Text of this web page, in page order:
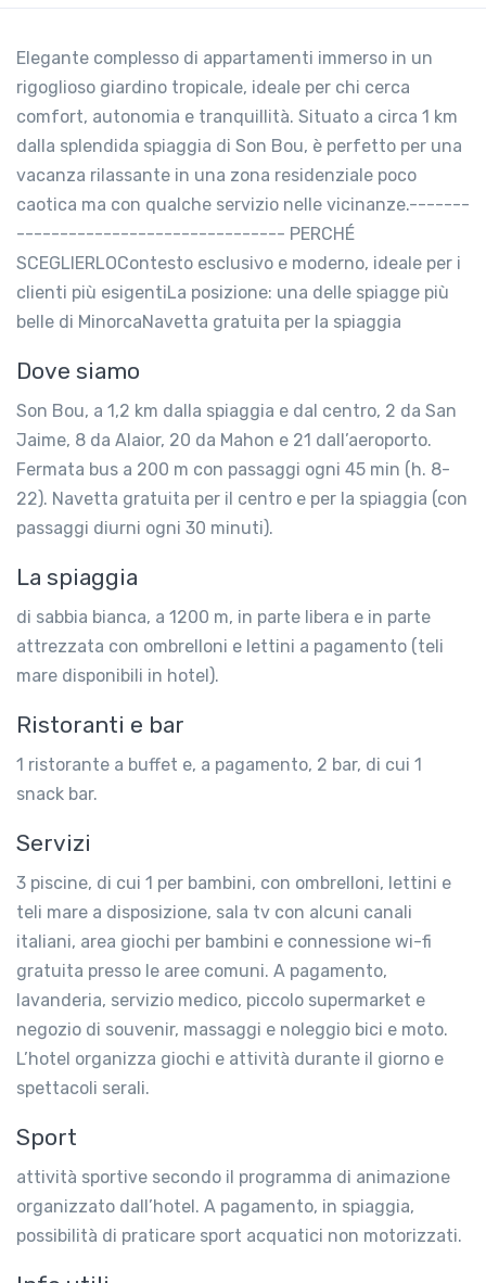
Elegante complesso di appartamenti immerso in un
rigoglioso giardino tropicale, ideale per chi cerca
comfort, autonomia e tranquillità. Situato a circa 1 km
dalla splendida spiaggia di Son Bou, è perfetto per una
vacanza rilassante in una zona residenziale poco
caotica ma con qualche servizio nelle vicinanze.-------
------------------------------- PERCHÉ
SCEGLIERLOContesto esclusivo e moderno, ideale per i
clienti più esigentiLa posizione: una delle spiagge più
belle di MinorcaNavetta gratuita per la spiaggia
Dove siamo
Son Bou, a 1,2 km dalla spiaggia e dal centro, 2 da San
Jaime, 8 da Alaior, 20 da Mahon e 21 dall’aeroporto.
Fermata bus a 200 m con passaggi ogni 45 min (h. 8-
22). Navetta gratuita per il centro e per la spiaggia (con
passaggi diurni ogni 30 minuti).
La spiaggia
di sabbia bianca, a 1200 m, in parte libera e in parte
attrezzata con ombrelloni e lettini a pagamento (teli
mare disponibili in hotel).
Ristoranti e bar
1 ristorante a buffet e, a pagamento, 2 bar, di cui 1
snack bar.
Servizi
3 piscine, di cui 1 per bambini, con ombrelloni, lettini e
teli mare a disposizione, sala tv con alcuni canali
italiani, area giochi per bambini e connessione wi-fi
gratuita presso le aree comuni. A pagamento,
lavanderia, servizio medico, piccolo supermarket e
negozio di souvenir, massaggi e noleggio bici e moto.
L’hotel organizza giochi e attività durante il giorno e
spettacoli serali.
Sport
attività sportive secondo il programma di animazione
organizzato dall’hotel. A pagamento, in spiaggia,
possibilità di praticare sport acquatici non motorizzati.